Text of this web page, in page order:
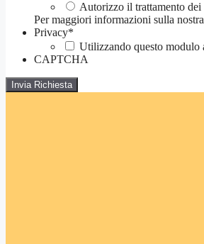
Autorizzo il trattamento dei
Per maggiori informazioni sulla
Privacy*
Utilizzando questo modulo
CAPTCHA